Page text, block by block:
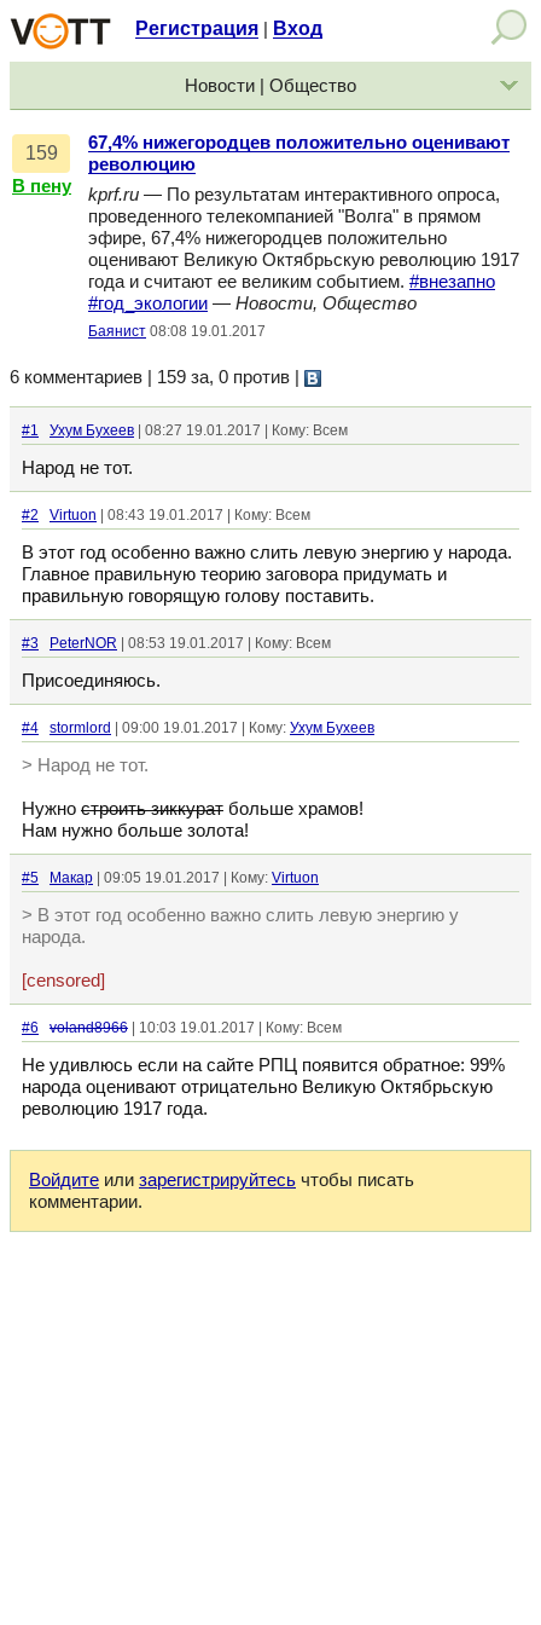
Регистрация Вход
Новости | Общество
159
В пену
67,4% нижегородцев положительно оценивают
революцию
kprf.ru — По результатам интерактивного опроса,
проведенного телекомпанией "Волга" в прямом
эфире, 67,4% нижегородцев положительно
оценивают Великую Октябрьскую революцию 1917
года и считают ее великим событием. #внезапно
#год_экологии — Новости, Общество
Баянист 08:08 19.01.2017
6 комментариев | 159 за, 0 против
#1 Ухум Бухеев | 08:27 19.01.2017 | Кому: Всем
Народ не тот.
#2 Virtuon | 08:43 19.01.2017 | Кому: Всем
В этот год особенно важно слить левую энергию у народа.
Главное правильную теорию заговора придумать и
правильную говорящую голову поставить.
#3 PeterNOR | 08:53 19.01.2017 | Кому: Всем
Присоединяюсь.
#4 stormlord | 09:00 19.01.2017 | Кому: Ухум Бухеев
> Народ не тот.
Нужно строить зиккурат больше храмов!
Нам нужно больше золота!
#5 Макар | 09:05 19.01.2017 | Кому: Virtuon
> В этот год особенно важно слить левую энергию у
народа.
[censored]
#6 voland8966 | 10:03 19.01.2017 | Кому: Всем
Не удивлюсь если на сайте РПЦ появится обратное: 99%
народа оценивают отрицательно Великую Октябрьскую
революцию 1917 года.
Войдите или зарегистрируйтесь чтобы писать
комментарии.